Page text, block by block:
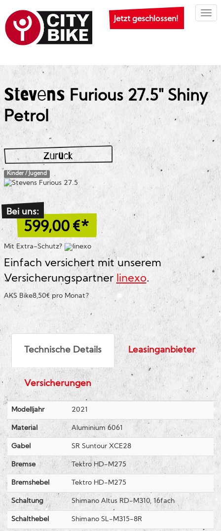
Jetzt geschlossen!
Stevens Furious 27.5" Shiny
Petrol
Zurück
Kinder / Jugend
Bei uns:
599,00 €*
Mit Extra-Schutz?
Einfach versichert mit unserem
Versicherungspartner linexo.
AKS Bike8,50€ pro Monat?
Technische Details Leasinganbieter
Versicherungen
Modelljahr 2021
Material Aluminium 6061
Gabel SR Suntour XCE28
Bremse Tektro HD-M275
Bremshebel Tektro HD-M275
Schaltung Shimano Altus RD-M310, 16fach
Schalthebel Shimano SL-M315-8R